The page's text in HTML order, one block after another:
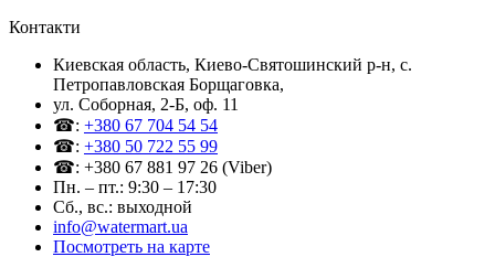
Контакти
Киевская область, Киево-Святошинский р-н, c.
Петропавловская Борщаговка,
ул. Соборная, 2-Б, оф. 11
☎: +380 67 704 54 54
☎: +380 50 722 55 99
☎: +380 67 881 97 26 (Viber)
Пн. – пт.: 9:30 – 17:30
Сб., вс.: выходной
info@watermart.ua
Посмотреть на карте